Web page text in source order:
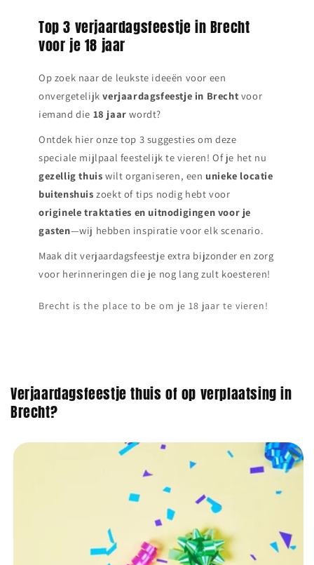
Top 3 verjaardagsfeestje in Brecht
voor je 18 jaar
Op zoek naar de leukste ideeën voor een
onvergetelijkverjaardagsfeestje in Brecht voor
iemand die 18 jaar wordt?
Ontdek hier onze top 3 suggesties om deze
speciale mijlpaal feestelijk te vieren! Of je het nu
gezellig thuis wilt organiseren, een unieke locatie
buitenshuiszoekt of tips nodig hebt voor
originele traktaties en uitnodigingen voor je
gasten—wij hebben inspiratie voor elk scenario.
Maak dit verjaardagsfeestje extra bijzonder en zorg
voor herinneringen die je nog lang zult koesteren!
Brecht is the place to be om je 18 jaar te vieren!
Verjaardagsfeestje thuis of op verplaatsing in
Brecht?